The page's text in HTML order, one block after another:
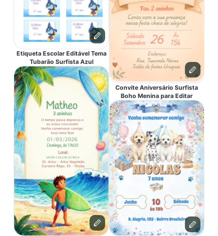
Etiqueta Escolar Editável Tema
Tubarão Surfista Azul
Convite Aniversário Surfista
Boho Menina para Editar